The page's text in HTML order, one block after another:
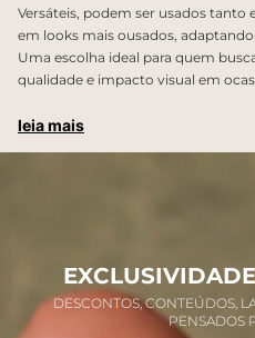
Versáteis, podem ser usados tanto
em looks mais ousados,
Uma escolha ideal para quem
qualidade e impacto visual em
leia mais
DESCONTOS, CONTEÚDOS,
PENSADOS